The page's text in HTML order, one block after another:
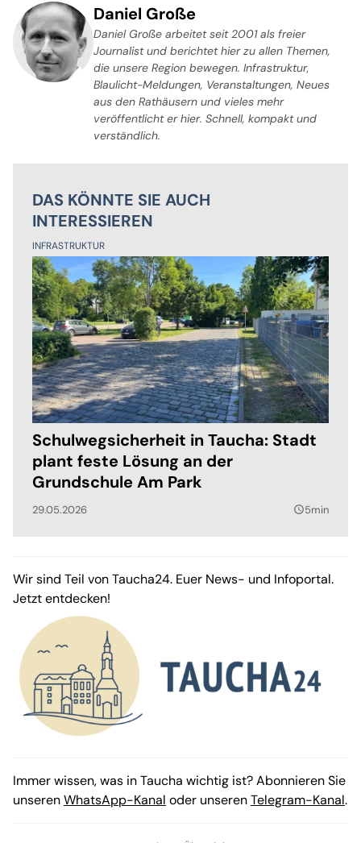
Daniel Große
Daniel Große arbeitet seit 2001 als freier
Journalist und berichtet hier zu allen Themen,
die unsere Region bewegen. Infrastruktur,
Blaulicht-Meldungen, Veranstaltungen, Neues
aus den Rathäusern und vieles mehr
veröffentlicht er hier. Schnell, kompakt und
verständlich.
DAS KÖNNTE SIE AUCH
INTERESSIEREN
INFRASTRUKTUR
Schulwegsicherheit in Taucha: Stadt
plant feste Lösung an der
Grundschule Am Park
29.05.2026 query_builder5min
Wir sind Teil von Taucha24. Euer News- und Infoportal.
Jetzt entdecken!
Immer wissen, was in Taucha wichtig ist? Abonnieren Sie
unserenWhatsApp-Kanal oder unserenTelegram-Kanal.